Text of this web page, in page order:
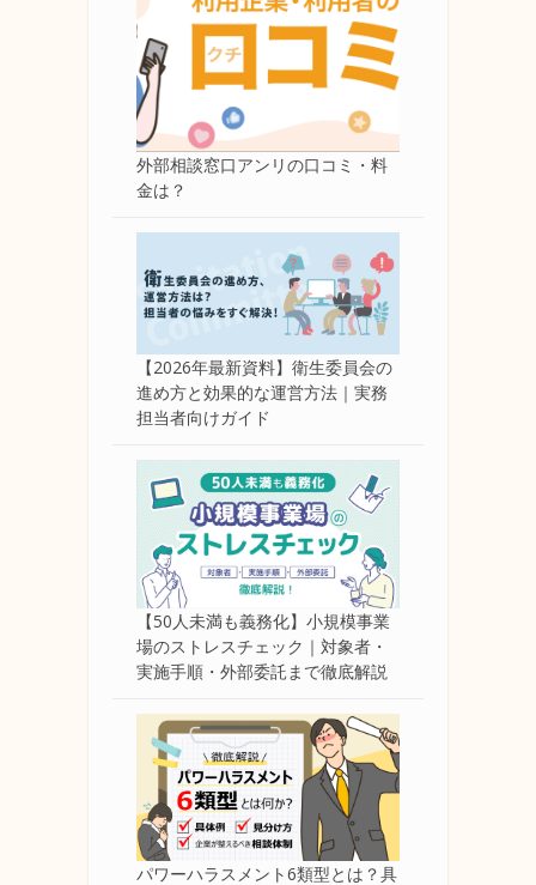
外部相談窓口アンリの口コミ・料
金は？
【2026年最新資料】衛生委員会の
進め方と効果的な運営方法｜実務
担当者向けガイド
【50人未満も義務化】小規模事業
場のストレスチェック｜対象者・
実施手順・外部委託まで徹底解説
パワーハラスメント6類型とは？具